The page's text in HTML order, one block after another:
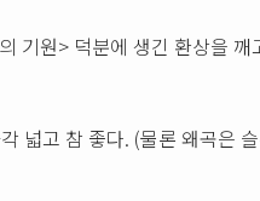
기원> 덕분에 생긴 환상을
넓고 참 좋다. (물론 왜곡은